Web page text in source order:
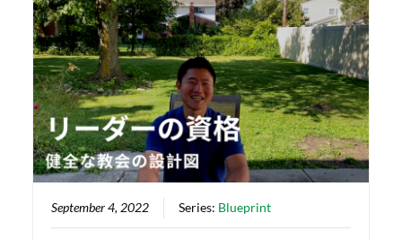
September 4, 2022 Series: Blueprint